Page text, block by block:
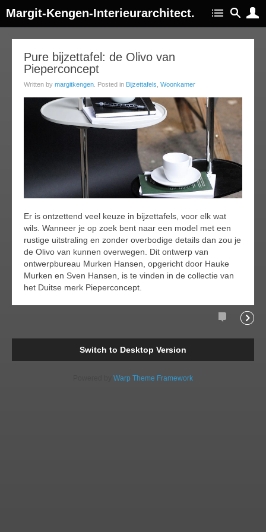
Margit-Kengen-Interieurarchitect.
Pure bijzettafel: de Olivo van
Pieperconcept
Written by margitkengen . Posted in Bijzettafels Woonkamer
Er is ontzettend veel keuze in bijzettafels, voor elk wat
wils. Wanneer je op zoek bent naar een model met een
rustige uitstraling en zonder overbodige details dan zou je
de Olivo van kunnen overwegen. Dit ontwerp van
ontwerpbureau Murken Hansen, opgericht door Hauke
Murken en Sven Hansen, is te vinden in de collectie van
het Duitse merk Pieperconcept.
Comments
Switch to Desktop Version
Warp Theme Framework